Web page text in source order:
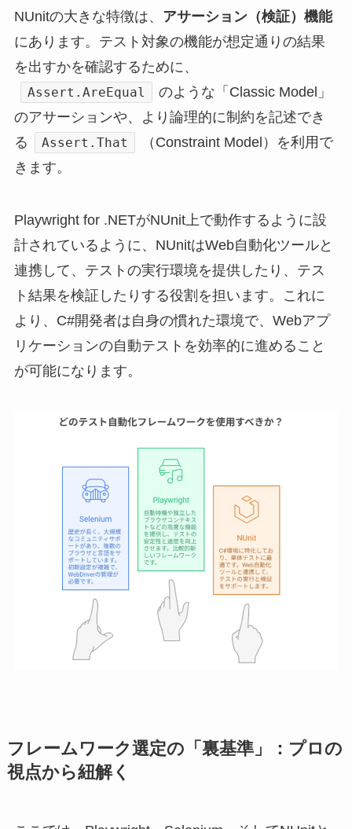
NUnitの大きな特徴は、 アサーション（検証）機能
にあります。テスト対象の機能が想定通りの結果
を出すかを確認するために、
Assert.AreEqual
のような「Classic Model」
のアサーションや、より論理的に制約を記述でき
る
Assert.That
（Constraint Model）を利用で
きます。
Playwright for .NETがNUnit上で動作するように設
計されているように、NUnitはWeb自動化ツールと
連携して、テストの実行環境を提供したり、テス
ト結果を検証したりする役割を担います。これに
より、C#開発者は自身の慣れた環境で、Webアプ
リケーションの自動テストを効率的に進めること
が可能になります。
フレームワーク選定の「裏基準」：プロの
視点から紐解く